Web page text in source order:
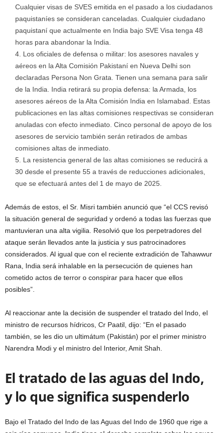
Cualquier visas de SVES emitida en el pasado a los ciudadanos
paquistaníes se consideran canceladas. Cualquier ciudadano
paquistaní que actualmente en India bajo SVE Visa tenga 48
horas para abandonar la India.
Los oficiales de defensa o militar: los asesores navales y
aéreos en la Alta Comisión Pakistaní en Nueva Delhi son
declaradas Persona Non Grata. Tienen una semana para salir
de la India. India retirará su propia defensa: la Armada, los
asesores aéreos de la Alta Comisión India en Islamabad. Estas
publicaciones en las altas comisiones respectivas se consideran
anuladas con efecto inmediato. Cinco personal de apoyo de los
asesores de servicio también serán retirados de ambas
comisiones altas de inmediato.
La resistencia general de las altas comisiones se reducirá a
30 desde el presente 55 a través de reducciones adicionales,
que se efectuará antes del 1 de mayo de 2025.
Además de estos, el Sr. Misri también anunció que “el CCS revisó
la situación general de seguridad y ordenó a todas las fuerzas que
mantuvieran una alta vigilia. Resolvió que los perpetradores del
ataque serán llevados ante la justicia y sus patrocinadores
considerados. Al igual que con el reciente extradición de Tahawwur
Rana, India será inhalable en la persecución de quienes han
cometido actos de terror o conspirar para hacer que ellos
posibles”.
Al reaccionar ante la decisión de suspender el tratado del Indo, el
ministro de recursos hídricos, Cr Paatil, dijo: “En el pasado
también, se les dio un ultimátum (Pakistán) por el primer ministro
Narendra Modi y el ministro del Interior, Amit Shah.
El tratado de las aguas del Indo,
y lo que significa suspenderlo
Bajo el Tratado del Indo de las Aguas del Indo de 1960 que rige a